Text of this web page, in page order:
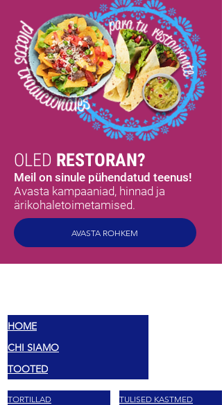
OLED RESTORAN?
Meil on sinule pühendatud teenus!
Avasta kampaaniad, hinnad ja
ärikohaletoimetamised.
AVASTA ROHKEM
HOME
CHI SIAMO
TOOTED
TORTILLAD TULISED KASTMED